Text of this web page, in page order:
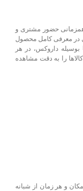
حضور مشتری و
در معرفی کامل محصول
داروکس، در هر
را به دقت مشاهده
و هر زمان از شبانه